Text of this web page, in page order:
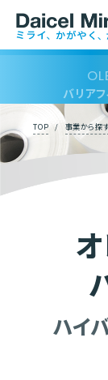
バリア
TOP / 事業から探
ハイ